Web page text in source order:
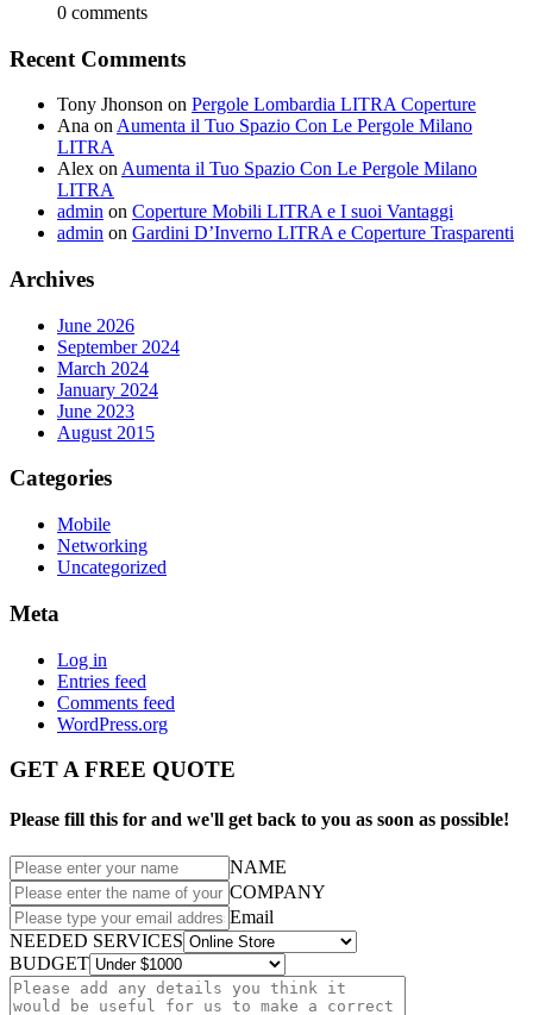
0 comments
Recent Comments
Tony Jhonson on Pergole Lombardia LITRA Coperture
Ana on Aumenta il Tuo Spazio Con Le Pergole Milano
LITRA
Alex on Aumenta il Tuo Spazio Con Le Pergole Milano
LITRA
admin on Coperture Mobili LITRA e I suoi Vantaggi
admin on Gardini D’Inverno LITRA e Coperture Trasparenti
Archives
June 2026
September 2024
March 2024
January 2024
June 2023
August 2015
Categories
Mobile
Networking
Uncategorized
Meta
Log in
Entries feed
Comments feed
WordPress.org
GET A FREE QUOTE
Please fill this for and we'll get back to you as soon as possible!
NAME
COMPANY
Email
NEEDED SERVICES
BUDGET